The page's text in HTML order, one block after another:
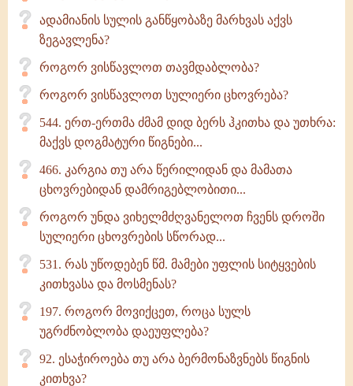
ადამიანის სულის განწყობაზე მარხვას აქვს
ზეგავლენა?
როგორ ვისწავლოთ თავმდაბლობა?
როგორ ვისწავლოთ სულიერი ცხოვრება?
544. ერთ-ერთმა ძმამ დიდ ბერს ჰკითხა და უთხრა:
მაქვს დოგმატური წიგნები...
466. კარგია თუ არა წერილიდან და მამათა
ცხოვრებიდან დამრიგებლობითი...
როგორ უნდა ვიხელმძღვანელოთ ჩვენს დროში
სულიერი ცხოვრების სწორად...
531. რას უწოდებენ წმ. მამები უფლის სიტყვების
კითხვასა და მოსმენას?
197. როგორ მოვიქცეთ, როცა სულს
უგრძნობლობა დაეუფლება?
92. ესაჭიროება თუ არა ბერმონაზვნებს წიგნის
კითხვა?